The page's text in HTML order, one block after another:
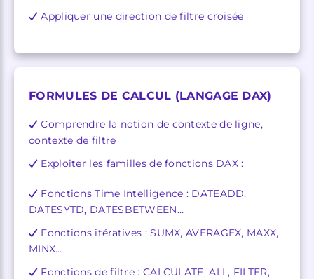
Appliquer une direction de filtre croisée
FORMULES DE CALCUL (LANGAGE DAX)
Comprendre la notion de contexte de ligne,
contexte de filtre
Exploiter les familles de fonctions DAX :
Fonctions Time Intelligence : DATEADD,
DATESYTD, DATESBETWEEN…
Fonctions itératives : SUMX, AVERAGEX, MAXX,
MINX…
Fonctions de filtre : CALCULATE, ALL, FILTER,